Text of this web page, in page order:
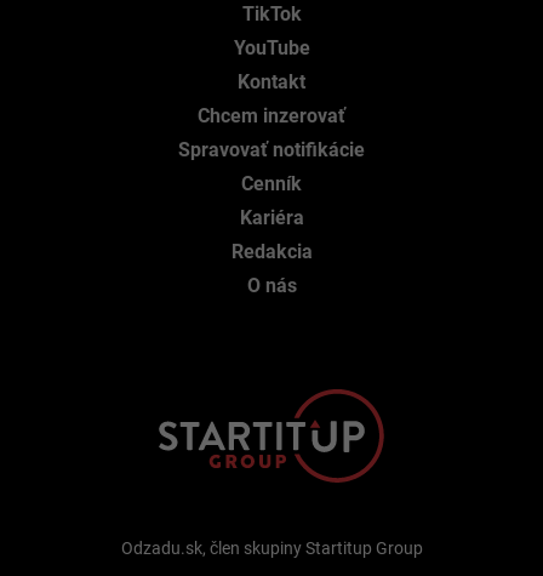
TikTok
YouTube
Kontakt
Chcem inzerovať
Spravovať notifikácie
Cenník
Kariéra
Redakcia
O nás
Odzadu.sk, člen skupiny Startitup Group